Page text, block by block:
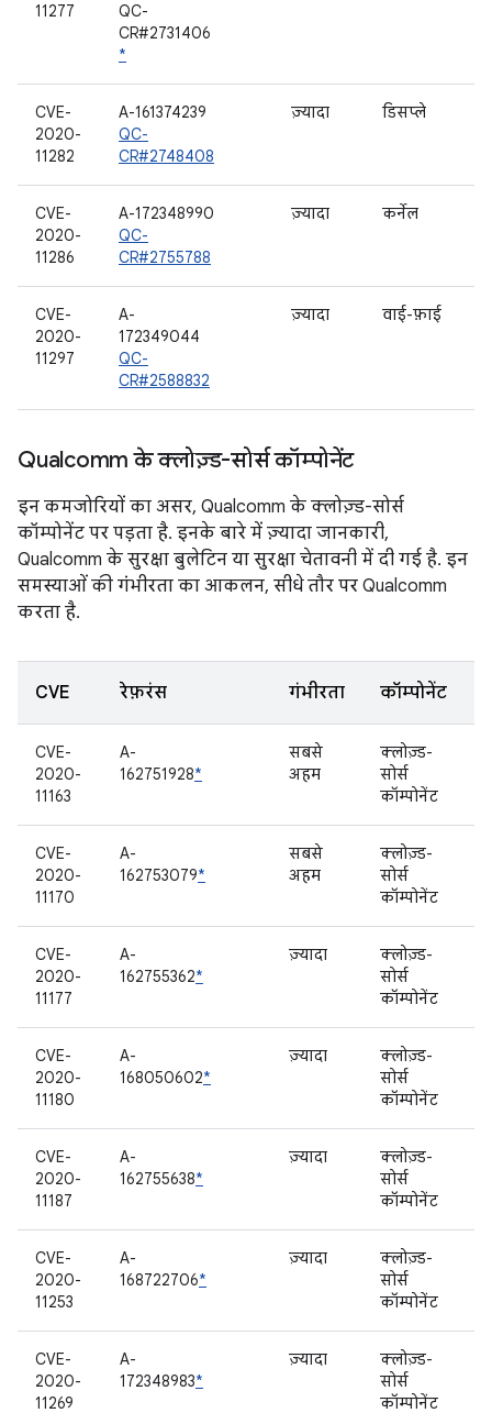
11277
QC-
CR#2731406
*
CVE-
2020-
11282
A-161374239
QC-
CR#2748408
ज़्यादा डिसप्ले
CVE-
2020-
11286
A-172348990
QC-
CR#2755788
ज़्यादा कर्नेल
CVE-
2020-
11297
A-
172349044
QC-
CR#2588832
ज़्यादा वाई-फ़ाई
Qualcomm के क्लोज़्ड-सोर्स कॉम्पोनेंट
इन कमजोरियों का असर, Qualcomm के क्लोज़्ड-सोर्स
कॉम्पोनेंट पर पड़ता है. इनके बारे में ज़्यादा जानकारी,
Qualcomm के सुरक्षा बुलेटिन या सुरक्षा चेतावनी में दी गई है. इन
समस्याओं की गंभीरता का आकलन, सीधे तौर पर Qualcomm
करता है.
CVE रेफ़रंस गंभीरता कॉम्पोनेंट
CVE-
2020-
11163
A-
162751928*
सबसे
अहम
क्लोज़्ड-
सोर्स
कॉम्पोनेंट
CVE-
2020-
11170
A-
162753079*
सबसे
अहम
क्लोज़्ड-
सोर्स
कॉम्पोनेंट
CVE-
2020-
11177
A-
162755362*
ज़्यादा
क्लोज़्ड-
सोर्स
कॉम्पोनेंट
CVE-
2020-
11180
A-
168050602*
ज़्यादा
क्लोज़्ड-
सोर्स
कॉम्पोनेंट
CVE-
2020-
11187
A-
162755638*
ज़्यादा
क्लोज़्ड-
सोर्स
कॉम्पोनेंट
CVE-
2020-
11253
A-
168722706*
ज़्यादा
क्लोज़्ड-
सोर्स
कॉम्पोनेंट
CVE-
2020-
11269
A-
172348983*
ज़्यादा
क्लोज़्ड-
सोर्स
कॉम्पोनेंट